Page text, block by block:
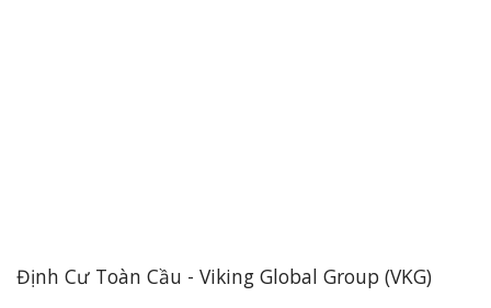
Định Cư Toàn Cầu - Viking Global Group (VKG)